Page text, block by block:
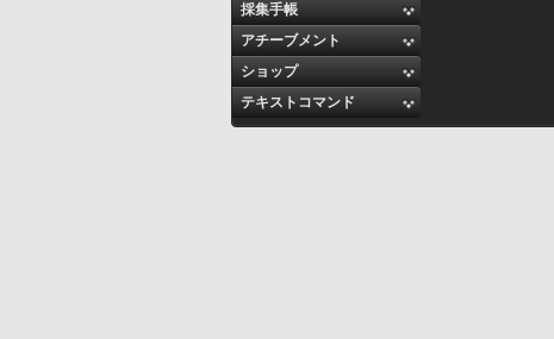
採集手帳
アチーブメント
ショップ
テキストコマンド